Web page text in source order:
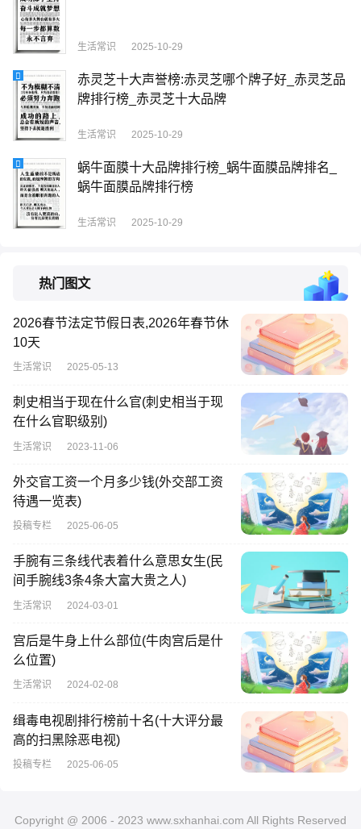
生活常识 2025-10-29
赤灵芝十大声誉榜:赤灵芝哪个牌子好_赤灵芝品
牌排行榜_赤灵芝十大品牌
生活常识 2025-10-29
蜗牛面膜十大品牌排行榜_蜗牛面膜品牌排名_
蜗牛面膜品牌排行榜
生活常识 2025-10-29
热门图文
2026春节法定节假日表,2026年春节休
10天
生活常识 2025-05-13
刺史相当于现在什么官(刺史相当于现
在什么官职级别)
生活常识 2023-11-06
外交官工资一个月多少钱(外交部工资
待遇一览表)
投稿专栏 2025-06-05
手腕有三条线代表着什么意思女生(民
间手腕线3条4条大富大贵之人)
生活常识 2024-03-01
宫后是牛身上什么部位(牛肉宫后是什
么位置)
生活常识 2024-02-08
缉毒电视剧排行榜前十名(十大评分最
高的扫黑除恶电视)
投稿专栏 2025-06-05
Copyright @ 2006 - 2023 www.sxhanhai.com All Rights Reserved